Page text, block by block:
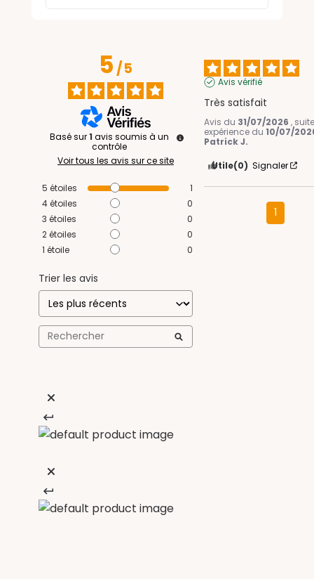
5/5
Basé sur1 avis soumis à un
contrôle
Voir tous les avis sur ce site
5 étoiles
1
4étoiles
0
3 étoiles
0
2étoiles
0
1 étoile 0
Trier les avis
Avis vérifié
Très satisfait
Avis du 31/07/2026 ,
expérience du10/07/
Patrick J.
Utile(0) Signaler
1